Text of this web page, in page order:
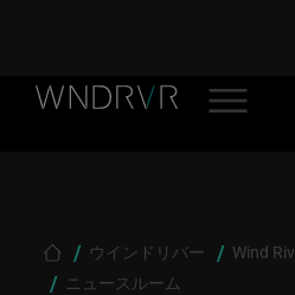
Skip to main content
Header Menu JP
Breadcrumb
ウインドリバー
Wind
ニュースルーム